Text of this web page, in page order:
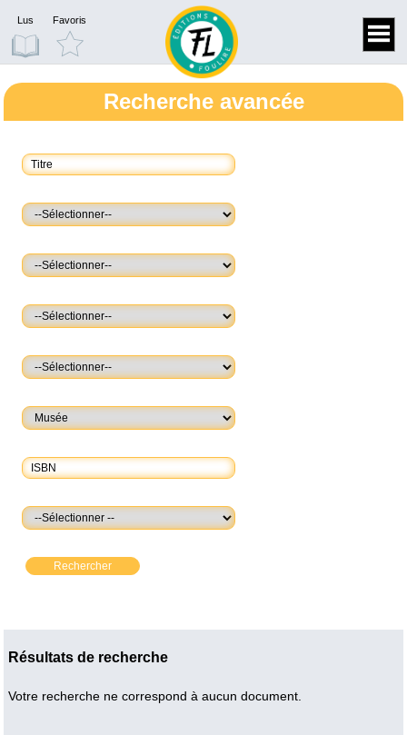
Lus Favoris
Recherche avancée
Rechercher
Résultats de recherche
Votre recherche ne correspond à aucun document.